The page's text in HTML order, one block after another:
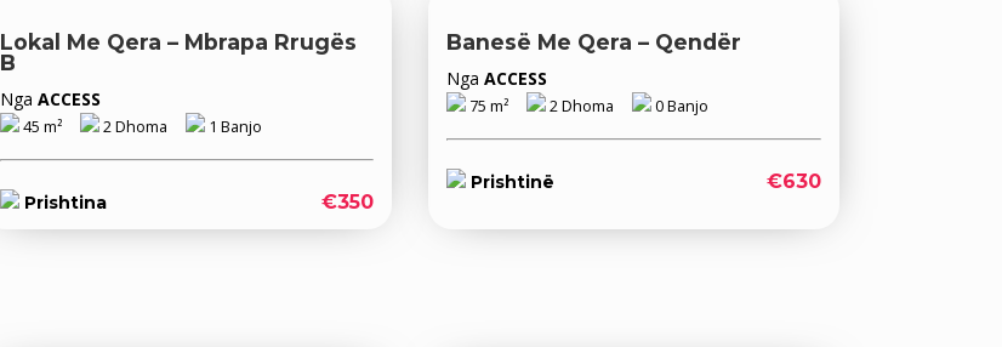
Lokal Me Qera – Mbrapa Rrugës
B
Nga ACCESS
45 m² 2 Dhoma 1 Banjo
Prishtina €350
Banesë Me Qera – Qendër
NgaACCESS
75 m² 2 Dhoma 0 Banjo
Prishtinë €630